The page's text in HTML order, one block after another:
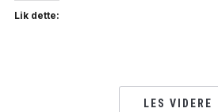
Lik dette:
LES VIDERE